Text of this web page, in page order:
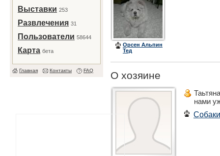
Выставки 253
Развлечения 31
Пользователи 58644
Карта бета
Главная Контакты FAQ
Орсен Альпин
Тед
О хозяине
нами
Собаки